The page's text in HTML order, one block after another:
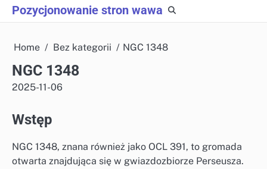
Skip
to
Pozycjonowanie stron wawa
Home Bez kategorii NGC 1348
NGC 1348
2025-11-06
Wstęp
NGC 1348, znana również jako OCL 391, to gromada
otwarta znajdująca się w gwiazdozbiorze Perseusza.